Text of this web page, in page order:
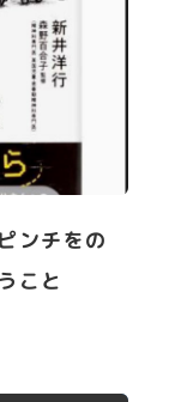
ンチをの
こと